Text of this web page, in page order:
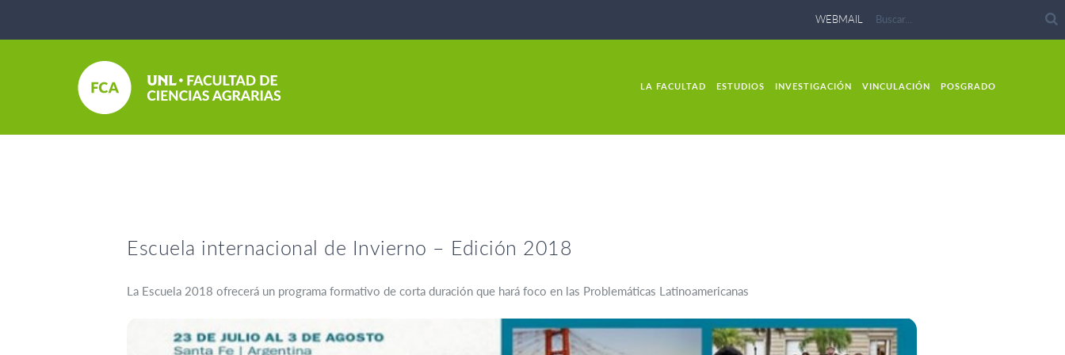
WEBMAIL
LA FACULTAD ESTUDIOS INVESTIGACIÓN VINCULACIÓN POSGRADO
Escuela internacional de Invierno – Edición 2018
La Escuela 2018 ofrecerá un programa formativo de corta duración que hará foco en las Problemáticas Latinoamericanas